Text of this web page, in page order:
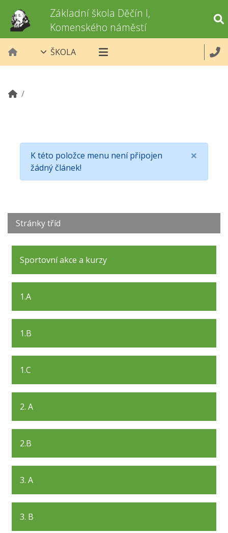
Základní škola Děčín I,
Komenského náměstí
ŠKOLA
×
K této položce menu není připojen
žádný článek!
Stránky tříd
Sportovní akce a kurzy
1.A
1.B
1.C
2. A
2.B
3. A
3. B